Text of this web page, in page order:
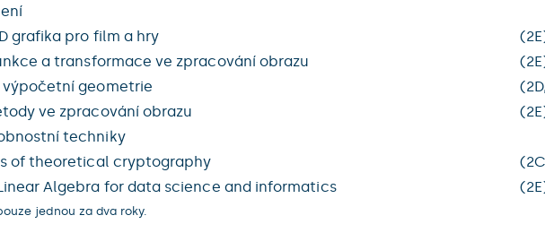
grafika pro film a hry
a transformace ve zpracování obrazu
geometrie
ve zpracování obrazu
techniky
of theoretical cryptography
Algebra for data science and informatics
jednou za dva roky.